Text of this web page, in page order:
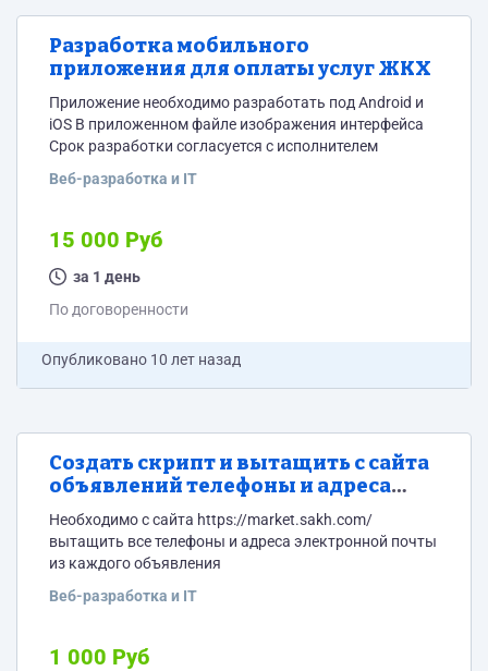
Разработка мобильного
приложения для оплаты услуг ЖКХ
Приложение необходимо разработать под Android и
iOS В приложенном файле изображения интерфейса
Срок разработки согласуется с исполнителем
Веб-разработка и IT
15 000 Руб
за 1 день
По договоренности
Опубликовано 10 лет назад
Создать скрипт и вытащить с сайта
объявлений телефоны и адреса
электронной почты.
Необходимо с сайта https://market.sakh.com/
вытащить все телефоны и адреса электронной почты
из каждого объявления
Веб-разработка и IT
1 000 Руб